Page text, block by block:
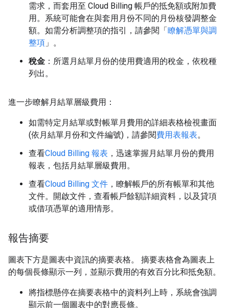
需求，而套用至 Cloud Billing 帳戶的抵免額或附加費
用。系統可能會在與套用月份不同的月份核發調整金
額。如需分析調整項的指引，請參閱「瞭解憑單與調
整項 」。
稅金 ：所選月結單月份的使用費適用的稅金，依稅種
列出。
進一步瞭解月結單層級費用：
如需特定月結單或對帳單月費用的詳細表格檢視畫面
(依月結單月份和文件編號)，請參閱費用表報表。
查看Cloud Billing 報表 ，迅速掌握月結單月份的費用
報表，包括月結單層級費用。
查看Cloud Billing 文件 ，瞭解帳戶的所有帳單和其他
文件。開啟文件，查看帳戶餘額詳細資料，以及貸項
或借項憑單的適用情形。
報告摘要
圖表下方是圖表中資訊的摘要表格。 摘要表格會為圖表上
的每個長條顯示一列，並顯示費用的有效百分比和抵免額。
將指標懸停在摘要表格中的資料列上時，系統會強調
顯示前一個圖表中的對應長條。